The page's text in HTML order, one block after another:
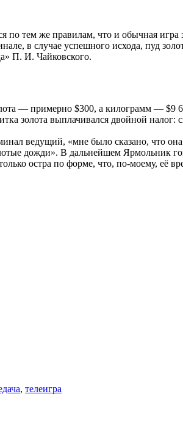
по тем же правилам, что и обычная
в случае успешного исхода, пуд
П. И. Чайковского.
— примерно $300, а килограмм — $9
золота выплачивался двойной
ведущий, «мне было сказано, что
дожди». В дальнейшем Ярмольник
остра по форме, что, по-моему,
, телеигра